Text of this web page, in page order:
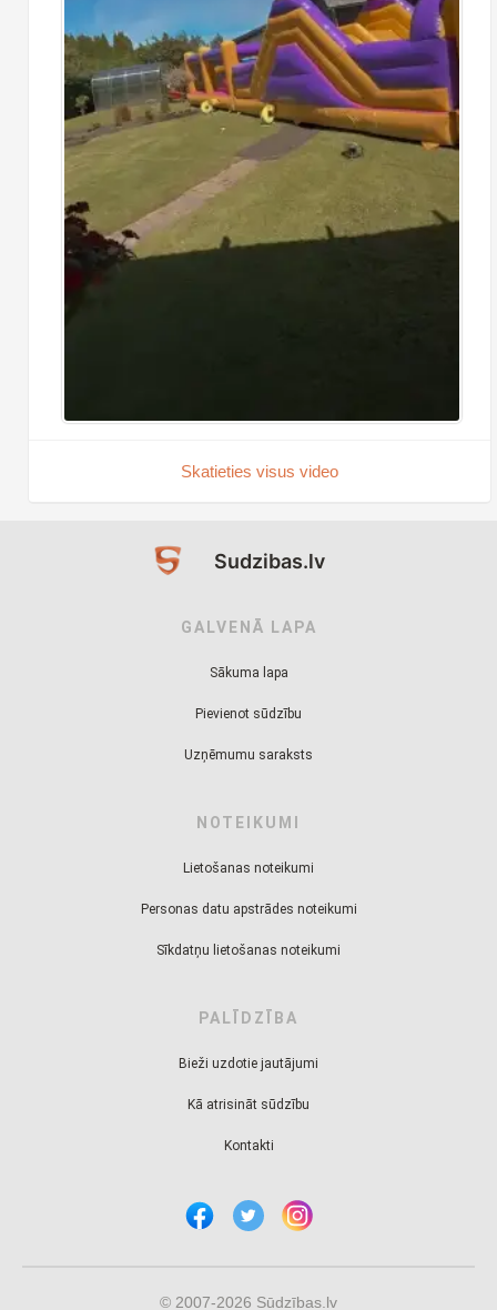
Skatieties visus video
Sudzibas.lv
GALVENĀ LAPA
Sākuma lapa
Pievienot sūdzību
Uzņēmumu saraksts
NOTEIKUMI
Lietošanas noteikumi
Personas datu apstrādes noteikumi
Sīkdatņu lietošanas noteikumi
PALĪDZĪBA
Bieži uzdotie jautājumi
Kā atrisināt sūdzību
Kontakti
© 2007-2026 Sūdzības.lv